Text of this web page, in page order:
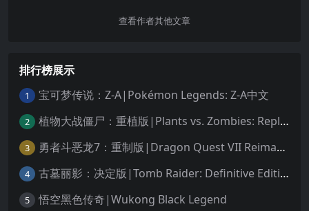
查看作者其他文章
排行榜展示
1 宝可梦传说：Z-A|Pokémon Legends: Z-A中文
2 植物大战僵尸：重植版|Plants vs. Zombies: Replanted中文
3 勇者斗恶龙7：重制版|Dragon Quest VII Reimagined中文
4 古墓丽影：决定版|Tomb Raider: Definitive Edition中文
5 悟空黑色传奇|Wukong Black Legend